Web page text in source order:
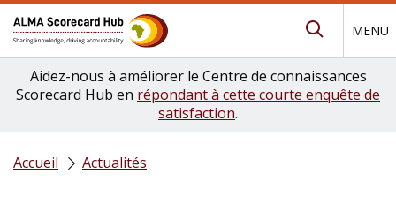
MENU
Aidez-nous à améliorer le Centre de connaissances
Scorecard Hub en répondant à cette courte enquête de
satisfaction.
Accueil Actualités